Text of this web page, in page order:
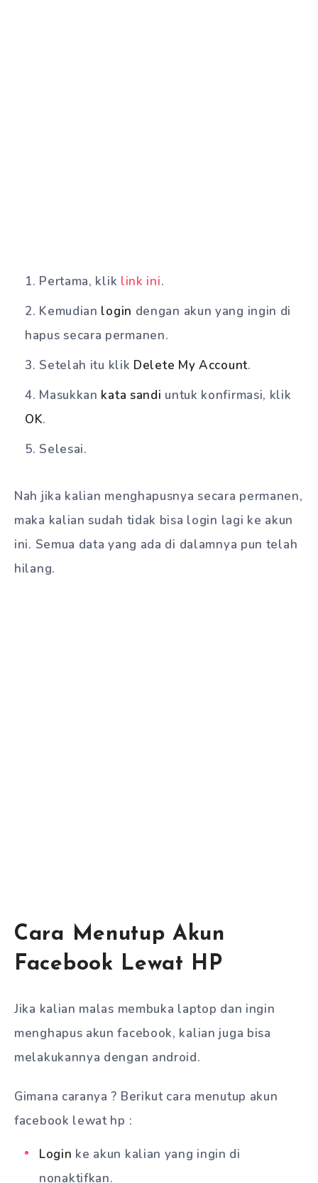
Pertama, klik link ini.
Kemudian login dengan akun yang ingin di
hapus secara permanen.
Setelah itu klik Delete My Account.
Masukkan kata sandi untuk konfirmasi, klik
OK.
Selesai.
Nah jika kalian menghapusnya secara permanen,
maka kalian sudah tidak bisa login lagi ke akun
ini. Semua data yang ada di dalamnya pun telah
hilang.
Cara Menutup Akun
Facebook Lewat HP
Jika kalian malas membuka laptop dan ingin
menghapus akun facebook, kalian juga bisa
melakukannya dengan android.
Gimana caranya ? Berikut cara menutup akun
facebook lewat hp :
Login ke akun kalian yang ingin di
nonaktifkan.